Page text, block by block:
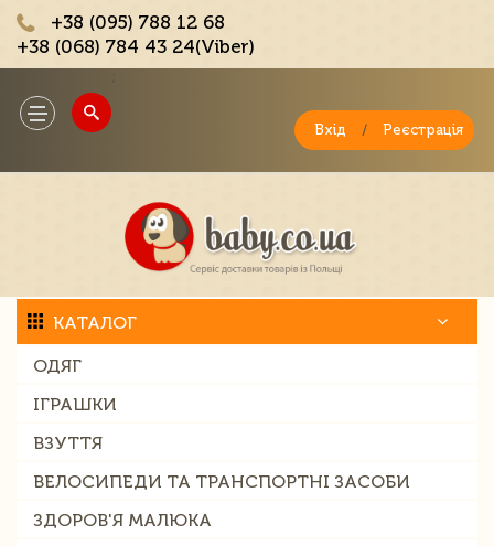
+38 (095) 788 12 68
+38 (068) 784 43 24(Viber)
Toggle
navigation
Вхід / Реєстрація
КАТАЛОГ
ОДЯГ
ІГРАШКИ
ВЗУТТЯ
ВЕЛОСИПЕДИ ТА ТРАНСПОРТНІ ЗАСОБИ
ЗДОРОВ'Я МАЛЮКА